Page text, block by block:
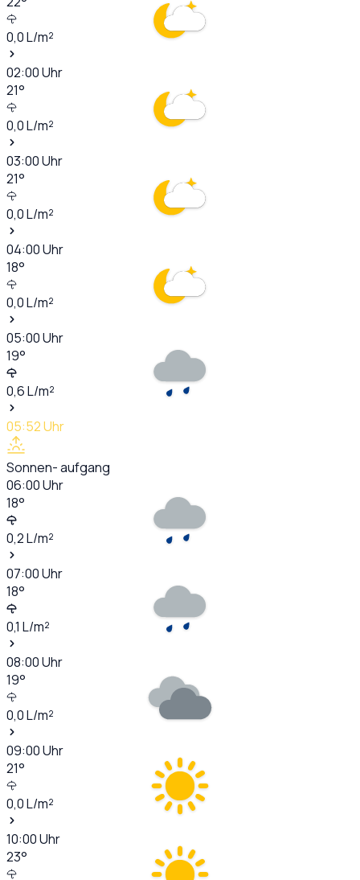
0,0L/m²
02:00Uhr
21°
0,0L/m²
03:00Uhr
21°
0,0L/m²
04:00Uhr
18°
0,0L/m²
05:00Uhr
19°
0,6L/m²
05:52Uhr
Sonnen- aufgang
06:00Uhr
18°
0,2L/m²
07:00Uhr
18°
0,1 L/m²
08:00Uhr
19°
0,0L/m²
09:00Uhr
21°
0,0L/m²
10:00Uhr
23°